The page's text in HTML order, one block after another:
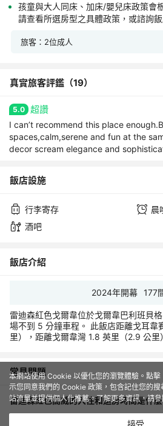
孩童與大人同床、加床/嬰兒床政策會
請查看所選房型之具體政策，或諮詢飯
旅客：2位成人
真實旅客評鑑（19）
5.0 超讚
I can’t recommend this place
spaces,calm,serene and fun at the
decor scream elegance and
飯店設施
行李寄存
晨
酒吧
飯店介紹
2024年開幕 177
雷迪森紅色戈爾韋位於戈爾韋巴利班貝
場不到 5 分鐘車程。 此飯店距離戈耳韋
里），距離戈爾韋灣 1.8 英里（2.9 公
這裡有 2 間酒吧/酒廊供您選擇，可以小
早餐（收費）供應時間為：週一至週五
07:00 至 11:00。 特色服務/設施包括商
房。這家飯店的活動設施包括會議中心
費自助停車。 有 177 間空調客房提供迷
定能在旅途中找到家的舒適。配備淋浴
常見問題
雷迪森紅色高威的入住和退房時間是什
本網站使用 Cookie 以優化您的瀏覽體驗。點
示您同意我們的 Cookie 政策，包含記住您的
站流量並提供個人化推薦。了解更多資訊，請
接受